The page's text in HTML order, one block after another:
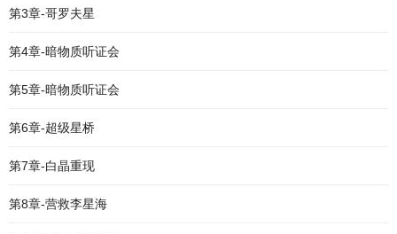
第3章-哥罗夫星
第4章-暗物质听证会
第5章-暗物质听证会
第6章-超级星桥
第7章-白晶重现
第8章-营救李星海